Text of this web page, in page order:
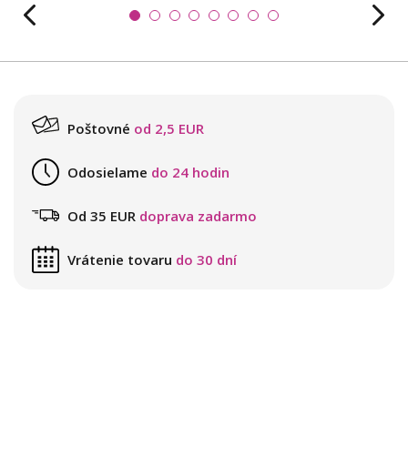
Poštovné od 2,5 EUR
Odosielame do 24 hodin
Od 35 EUR doprava zadarmo
Vrátenie tovaru do 30 dní